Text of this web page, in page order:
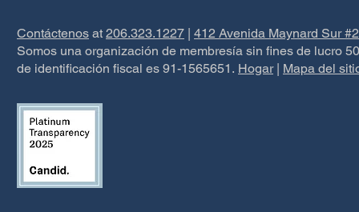
Contáctenos at 206.323.1227 | 412 Avenida Maynard Sur
Somos una organización de membresía sin fines de lucro
de identificación fiscal es 91-1565651. Hogar| Mapa del